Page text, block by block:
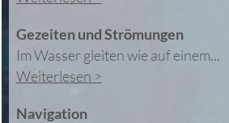
Gezeiten und Strömungen
Im Wasser gleiten wie auf einem...
Weiterlesen >
Navigation